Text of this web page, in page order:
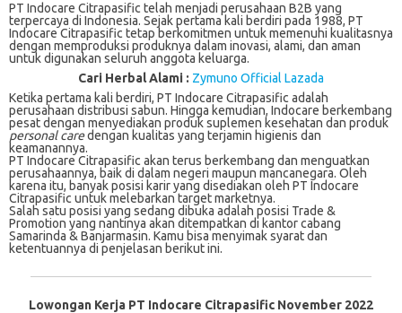
PT Indocare Citrapasific telah menjadi perusahaan B2B yang
terpercaya di Indonesia. Sejak pertama kali berdiri pada 1988, PT
Indocare Citrapasific tetap berkomitmen untuk memenuhi kualitasnya
dengan memproduksi produknya dalam inovasi, alami, dan aman
untuk digunakan seluruh anggota keluarga.
Cari Herbal Alami : Zymuno Official Lazada
Ketika pertama kali berdiri, PT Indocare Citrapasific adalah
perusahaan distribusi sabun. Hingga kemudian, Indocare berkembang
pesat dengan menyediakan produk suplemen kesehatan dan produk
personal caredengan kualitas yang terjamin higienis dan
keamanannya.
PT Indocare Citrapasific akan terus berkembang dan menguatkan
perusahaannya, baik di dalam negeri maupun mancanegara. Oleh
karena itu, banyak posisi karir yang disediakan oleh PT Indocare
Citrapasific untuk melebarkan target marketnya.
Salah satu posisi yang sedang dibuka adalah posisi Trade &
Promotion yang nantinya akan ditempatkan di kantor cabang
Samarinda & Banjarmasin. Kamu bisa menyimak syarat dan
ketentuannya di penjelasan berikut ini.
Lowongan Kerja PT Indocare Citrapasific November 2022